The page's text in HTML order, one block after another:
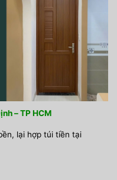
– TP HCM
lại hợp túi tiền tại